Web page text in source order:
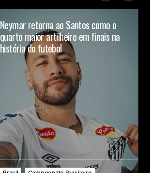
Neymar retorna ao Santos como o
quarto maior artilheiro em finais na
história do futebol